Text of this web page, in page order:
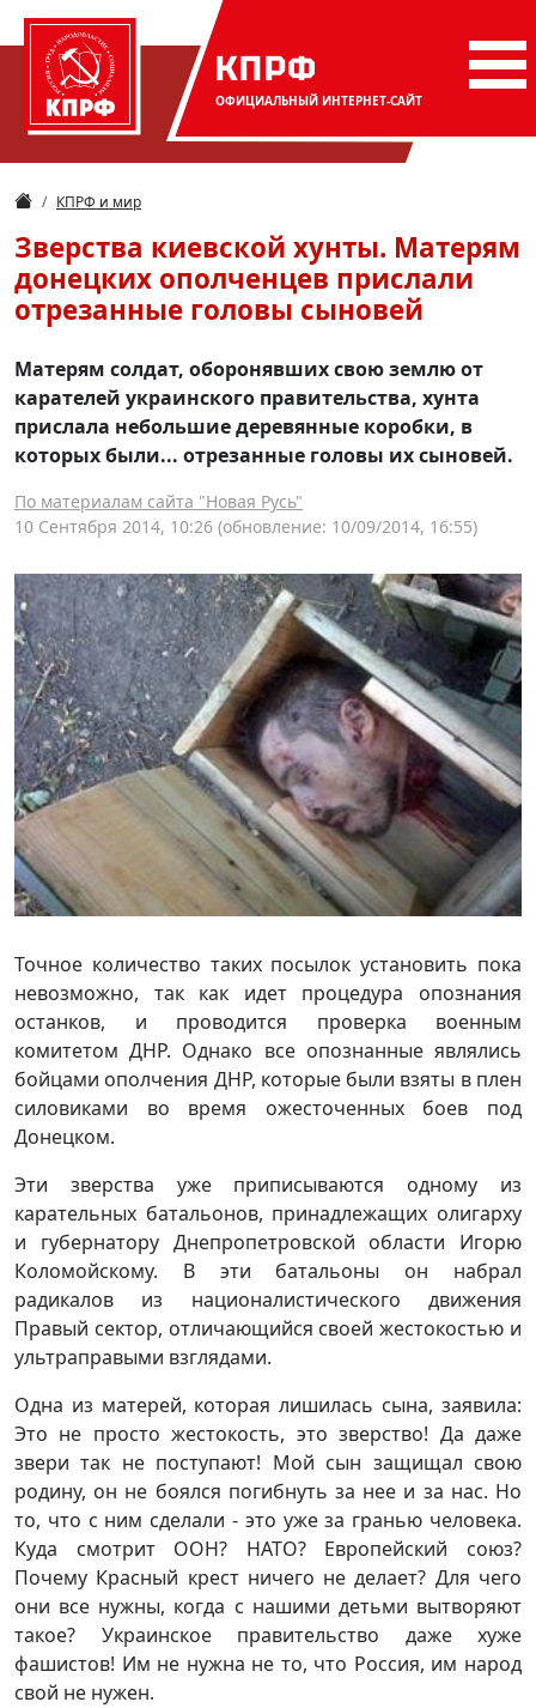
КПРФ
ОФИЦИАЛЬНЫЙ ИНТЕРНЕТ-САЙТ
КПРФ и мир
Зверства киевской хунты. Матерям
донецких ополченцев прислали
отрезанные головы сыновей
Матерям солдат, оборонявших свою землю от
карателей украинского правительства, хунта
прислала небольшие деревянные коробки, в
которых были... отрезанные головы их сыновей.
По материалам сайта "Новая Русь"
10 Сентября 2014, 10:26 (обновление: 10/09/2014, 16:55)
Точное количество таких посылок установить пока
невозможно, так как идет процедура опознания
останков, и проводится проверка военным
комитетом ДНР. Однако все опознанные являлись
бойцами ополчения ДНР, которые были взяты в плен
силовиками во время ожесточенных боев под
Донецком.
Эти зверства уже приписываются одному из
карательных батальонов, принадлежащих олигарху
и губернатору Днепропетровской области Игорю
Коломойскому. В эти батальоны он набрал
радикалов из националистического движения
Правый сектор, отличающийся своей жестокостью и
ультраправыми взглядами.
Одна из матерей, которая лишилась сына, заявила:
Это не просто жестокость, это зверство! Да даже
звери так не поступают! Мой сын защищал свою
родину, он не боялся погибнуть за нее и за нас. Но
то, что с ним сделали - это уже за гранью человека.
Куда смотрит ООН? НАТО? Европейский союз?
Почему Красный крест ничего не делает? Для чего
они все нужны, когда с нашими детьми вытворяют
такое? Украинское правительство даже хуже
фашистов! Им не нужна не то, что Россия, им народ
свой не нужен.